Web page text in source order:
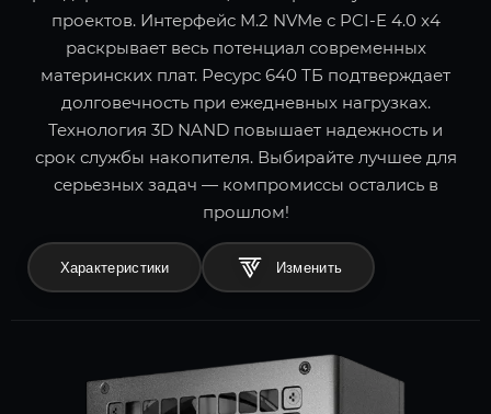
проектов. Интерфейс M.2 NVMe с PCI-E 4.0 x4
раскрывает весь потенциал современных
материнских плат. Ресурс 640 ТБ подтверждает
долговечность при ежедневных нагрузках.
Технология 3D NAND повышает надежность и
срок службы накопителя. Выбирайте лучшее для
серьезных задач — компромиссы остались в
прошлом!
Характеристики